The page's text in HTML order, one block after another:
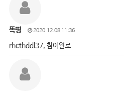
똑띵 2020.12.08 11:36
rhcthddl37, 참여완료